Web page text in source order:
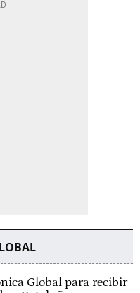
Global para recibir